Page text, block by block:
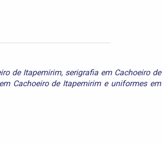
de Itapemirim, serigrafia em Cachoeiro de
Cachoeiro de Itapemirime uniformes em